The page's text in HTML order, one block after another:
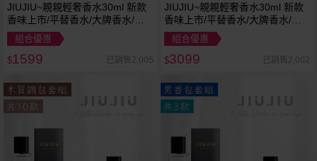
JIUJIU~親親輕奢香水30ml 新款
香味上市/平替香水/大牌香水/大
牌平替
組合優惠
$1599 已銷售2,005
JIUJIU~親親輕奢香水30ml 新款
香味上市/平替香水/大牌香水/大
牌平替
組合優惠
$3099 已銷售2,002